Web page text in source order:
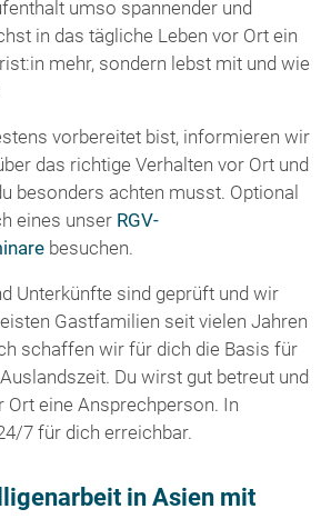
umso spannender und
in das tägliche Leben vor Ort ein
mehr, sondern lebst mit und wie
vorbereitet bist, informieren wir
das richtige Verhalten vor Ort und
besonders achten musst. Optional
eines unser RGV-
besuchen.
Unterkünfte sind geprüft und wir
Gastfamilien seit vielen Jahren
schaffen wir für dich die Basis für
Du wirst gut betreut und
Ort eine Ansprechperson. In
7 für dich erreichbar.
in Asien mit